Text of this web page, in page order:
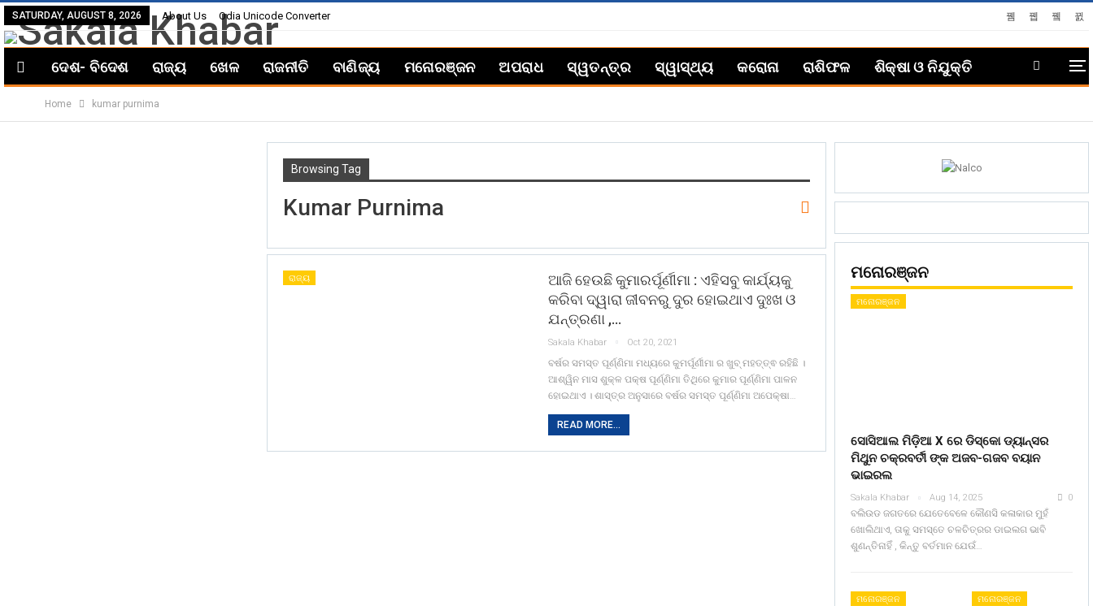
SATURDAY, AUGUST 8, 2026 About Us Odia Unicode Converter
ଦେଶ- ବିଦେଶ ରାଜ୍ୟ ଖେଳ ରାଜନୀତି ବାଣିଜ୍ୟ ମନୋରଞ୍ଜନ ଅପରାଧ ସ୍ୱତନ୍ତ୍ର ସ୍ୱାସ୍ଥ୍ୟ କରୋନା ରାଶିଫଳ ଶିକ୍ଷା ଓ ନିଯୁକ୍ତି
Home kumar purnima
Browsing Tag
Kumar Purnima
ରାଜ୍ୟ
ଆଜି ହେଉଛି କୁମାରର୍ପୂର୍ଣୀମା : ଏହିସବୁ କାର୍ଯ୍ୟକୁ
କରିବା ଦ୍ୱାରା ଜୀବନରୁ ଦୁର ହୋଇଥାଏ ଦୁଃଖ ଓ
ଯନ୍ତ୍ରଣା ,…
Sakala Khabar Oct 20, 2021
ବର୍ଷର ସମସ୍ତ ପୂର୍ଣ୍ଣିମା ମଧ୍ୟରେ କୁମର୍ପୂର୍ଣୀମା ର ଖୁବ୍ ମହତ୍ତ୍ଵ ରହିଛି ।
ଆଶ୍ୱିନ ମାସ ଶୁକ୍ଳ ପକ୍ଷ ପୂର୍ଣ୍ଣିମା ତିଥିରେ କୁମାର ପୂର୍ଣ୍ଣିମା ପାଳନ
ହୋଇଥାଏ । ଶାସ୍ତ୍ର ଅନୁସାରେ ବର୍ଷର ସମସ୍ତ ପୂର୍ଣ୍ଣିମା ଅପେକ୍ଷା…
READ MORE...
ମନୋରଞ୍ଜନ
ମନୋରଞ୍ଜନ
ସୋସିଆଲ ମିଡ଼ିଆ X ରେ ଡିସ୍କୋ ଡ୍ୟାନ୍ସର
ମିଥୁନ ଚକ୍ରବର୍ତୀ ଙ୍କ ଅଜବ-ଗଜବ ବୟାନ
ଭାଇରଲ
Sakala Khabar Aug 14, 2025 0
ବଲିଉଡ ଜଗତରେ ଯେତେବେଳେ କୌଣସି କଳାକାର ମୁହଁ
ଖୋଲିଥାଏ, ତାକୁ ସମସ୍ତେ ଚଳଚିତ୍ରର ଡାଇଲଗ ଭାବି
ଶୁଣନ୍ତିନାହିଁ , କିନ୍ତୁ ବର୍ତମାନ ଯେଉଁ…
ମନୋରଞ୍ଜନ ମନୋରଞ୍ଜନ